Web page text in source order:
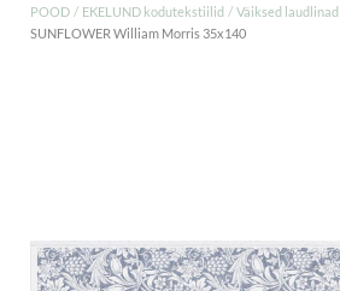
POOD / EKELUND kodutekstiilid / Väiksed laudlinad
SUNFLOWER William Morris 35x140